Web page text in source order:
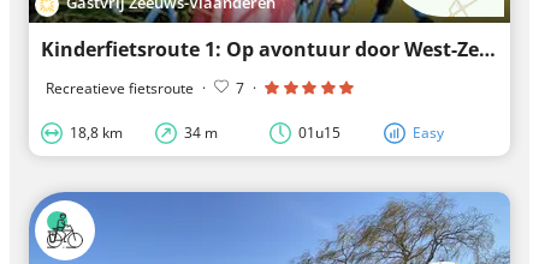
Kinderfietsroute 1: Op avontuur door West-Zeeuws-Vlaanderen
Recreatieve fietsroute · 7 ·
18,8 km 34 m 01u15 Easy